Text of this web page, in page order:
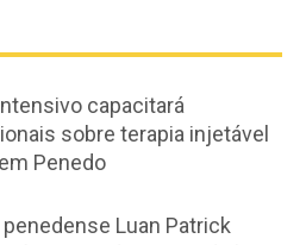
capacitará
sobre terapia injetável
Penedo
Luan Patrick